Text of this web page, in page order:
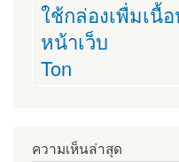
ใช้กล่องเพื่มเนื้
หน้าเว็บ
Ton
ความเห็นล่าสุด